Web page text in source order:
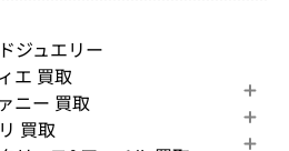
ジュエリー
エ 買取
ニー 買取
買取